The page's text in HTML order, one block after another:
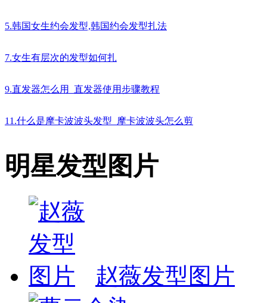
5.韩国女生约会发型,韩国约会发型扎法
7.女生有层次的发型如何扎
9.直发器怎么用_直发器使用步骤教程
11.什么是摩卡波波头发型_摩卡波波头怎么剪
明星发型图片
赵薇发型图片